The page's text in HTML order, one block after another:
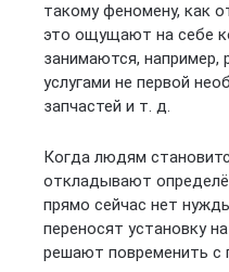
такому феномену, как
это ощущают на себе
занимаются,
услугами не первой
запчастей и т. д.
Когда людям
откладывают
прямо сейчас нет
переносят установку
решают повременить с